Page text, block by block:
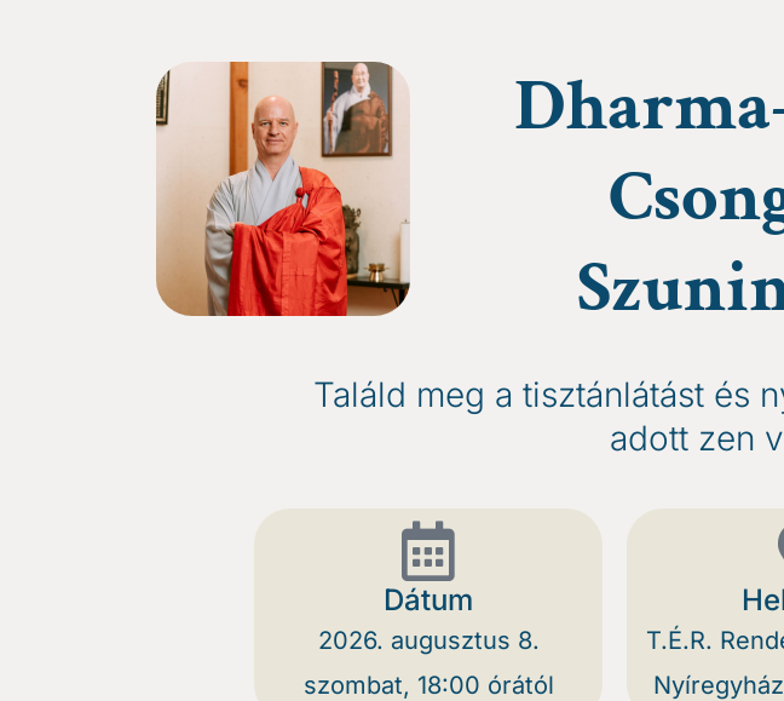
Találd meg a tisztánlátást és
adott zen
Dátum
2026. augusztus 8.
szombat, 18:00 órától
T.É.R.